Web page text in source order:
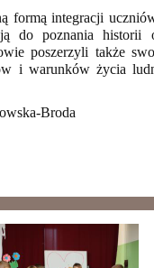
formą integracji
do poznania historii
poszerzyli także
i warunków życia
Broda